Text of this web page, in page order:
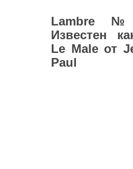
Lambre
Известен
Le Male от
Paul